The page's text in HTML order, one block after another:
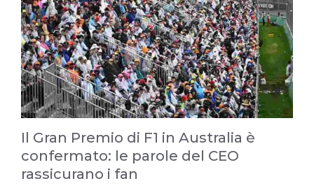
Il Gran Premio di F1 in Australia è
confermato: le parole del CEO
rassicurano i fan